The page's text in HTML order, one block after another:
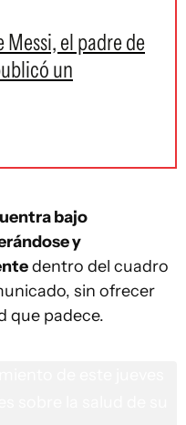
Messi, el padre de
un
bajo
y
dentro del cuadro
sin ofrecer
que padece.